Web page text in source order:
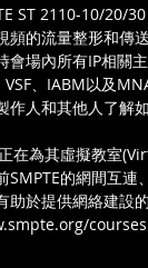
ST 2110-10/20/
頻的流量整形和傳
會場內所有IP相關
VSF、IABM以及
作人和其他人了解
在為其虛擬教室
SMPTE的網間互
助於提供網絡建設
courses